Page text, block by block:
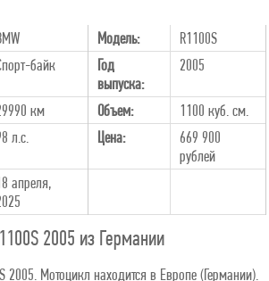
Модель:
R1100S
байк
Год
выпуска:
2005
км Объем:
1100 куб. см.
л.с. Цена:
669 900
рублей
апреля,
2005 из Германии
2005. Мотоцикл находится в Европе (Германии).